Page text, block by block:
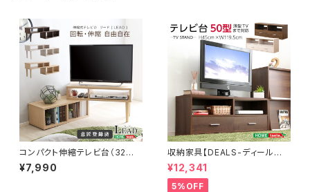
コンパクト伸縮テレビ台（32型
まで対応）コーナー、ローボー
ド、リビング収納【LEAD-リー
¥7,990
収納家具【DEALS-ディール
ズ-】テレビ台 DSP-TV120
¥12,341
5%OFF